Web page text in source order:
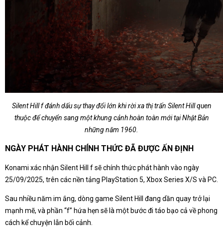
Silent Hill f đánh dấu sự thay đổi lớn khi rời xa thị trấn Silent Hill quen
thuộc để chuyển sang một khung cảnh hoàn toàn mới tại Nhật Bản
những năm 1960.
NGÀY PHÁT HÀNH CHÍNH THỨC ĐÃ ĐƯỢC ẤN ĐỊNH
Konami xác nhận Silent Hill f sẽ chính thức phát hành vào ngày
25/09/2025, trên các nền tảng PlayStation 5, Xbox Series X/S và PC.
Sau nhiều năm im ắng, dòng game Silent Hill đang dần quay trở lại
mạnh mẽ, và phần “f” hứa hẹn sẽ là một bước đi táo bạo cả về phong
cách kể chuyện lẫn bối cảnh.